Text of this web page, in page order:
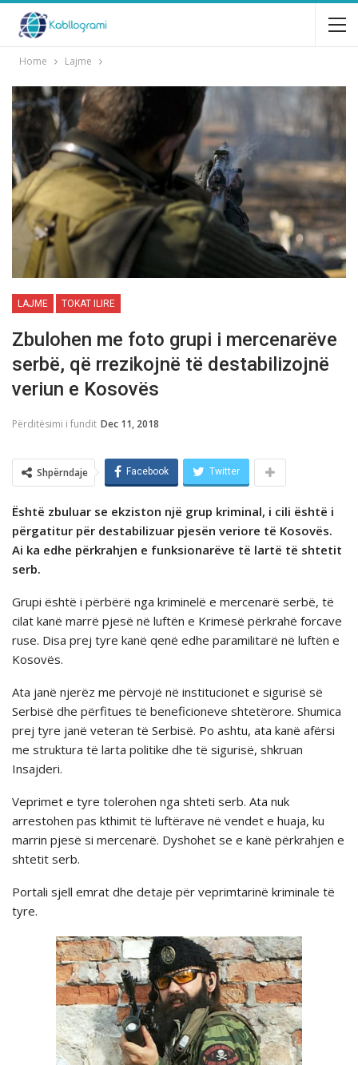
Home Lajme
LAJME TOKAT ILIRE
Zbulohen me foto grupi i mercenarëve
serbë, që rrezikojnë të destabilizojnë
veriun e Kosovës
Përditësimi i fundit Dec 11, 2018
Shpërndaje Facebook Twitter
Është zbuluar se ekziston një grup kriminal, i cili është i
përgatitur për destabilizuar pjesën veriore të Kosovës.
Ai ka edhe përkrahjen e funksionarëve të lartë të shtetit
serb.
Grupi është i përbërë nga kriminelë e mercenarë serbë, të
cilat kanë marrë pjesë në luftën e Krimesë përkrahë forcave
ruse. Disa prej tyre kanë qenë edhe paramilitarë në luftën e
Kosovës.
Ata janë njerëz me përvojë në institucionet e sigurisë së
Serbisë dhe përfitues të beneficioneve shtetërore. Shumica
prej tyre janë veteran të Serbisë. Po ashtu, ata kanë afërsi
me struktura të larta politike dhe të sigurisë, shkruan
Insajderi.
Veprimet e tyre tolerohen nga shteti serb. Ata nuk
arrestohen pas kthimit të luftërave në vendet e huaja, ku
marrin pjesë si mercenarë. Dyshohet se e kanë përkrahjen e
shtetit serb.
Portali sjell emrat dhe detaje për veprimtarinë kriminale të
tyre.